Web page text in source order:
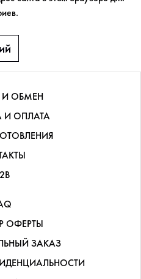
И ОБМЕН
И ОПЛАТА
ОФЕРТЫ
ЗАКАЗ